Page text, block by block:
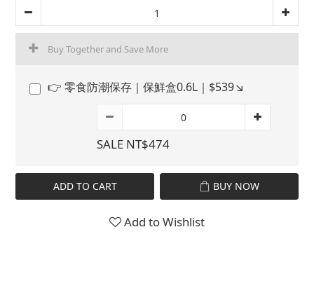
Buy Together and Save More
👉 零食防潮保存｜保鮮盒0.6L｜$539↘︎
SALE NT$474
ADD TO CART BUY NOW
Add to Wishlist